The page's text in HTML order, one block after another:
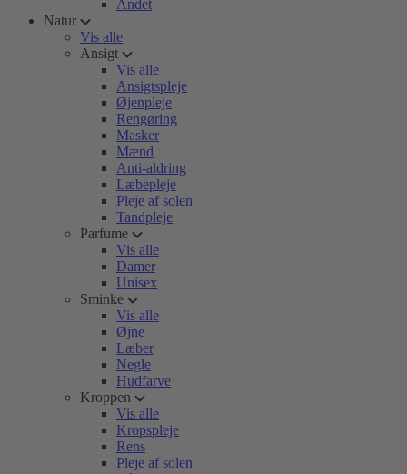
Andet
Natur
Vis alle
Ansigt
Vis alle
Ansigtspleje
Øjenpleje
Rengøring
Masker
Mænd
Anti-aldring
Læbepleje
Pleje af solen
Tandpleje
Parfume
Vis alle
Damer
Unisex
Sminke
Vis alle
Øjne
Læber
Negle
Hudfarve
Kroppen
Vis alle
Kropspleje
Rens
Pleje af solen